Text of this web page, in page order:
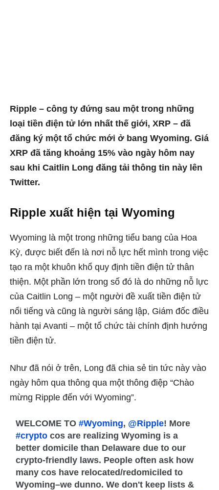
Ripple – công ty đứng sau một trong những
loại tiền điện tử lớn nhất thế giới, XRP – đã
đăng ký một tổ chức mới ở bang Wyoming. Giá
XRP đã tăng khoảng 15% vào ngày hôm nay
sau khi Caitlin Long đăng tải thông tin này lên
Twitter.
Ripple xuất hiện tại Wyoming
Wyoming là một trong những tiểu bang của Hoa
Kỳ, được biết đến là nơi nỗ lực hết mình trong việc
tạo ra một khuôn khổ quy định tiền điện tử thân
thiện. Một phần lớn trong số đó là do những nỗ lực
của Caitlin Long – một người đề xuất tiền điện tử
nổi tiếng và cũng là người sáng lập, Giám đốc điều
hành tại Avanti – một tổ chức tài chính định hướng
tiền điện tử.
Như đã nói ở trên, Long đã chia sẻ tin tức này vào
ngày hôm qua thông qua một thông điệp “Chào
mừng Ripple đến với Wyoming”.
WELCOME TO#Wyoming, @Ripple! More
#crypto cos are realizing Wyoming is a
better domicile than Delaware due to our
crypto-friendly laws. People often ask how
many cos have relocated/redomiciled to
Wyoming–we dunno. We don't keep lists &